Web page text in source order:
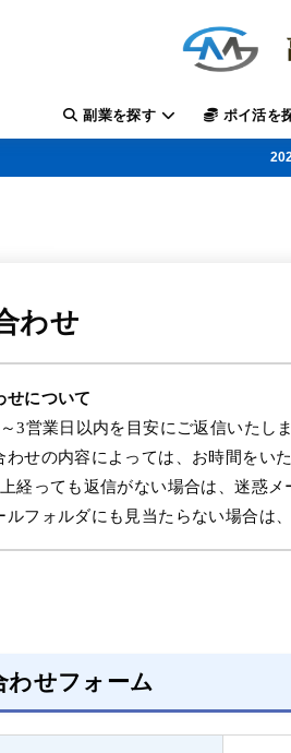
副業を探す ポイ活を
わせ
せについて
3営業日以内を目安にご返信いたしま
わせの内容によっては、お時間をい
上経っても返信がない場合は、迷惑メ
ルフォルダにも見当たらない場合は
わせフォーム